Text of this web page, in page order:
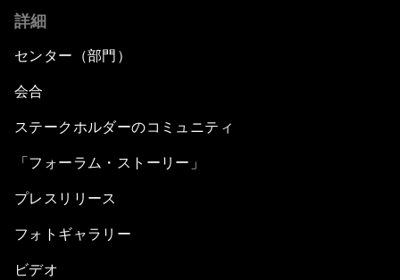
詳細
センター（部門）
会合
ステークホルダーのコミュニティ
「フォーラム・ストーリー」
プレスリリース
フォトギャラリー
ビデオ